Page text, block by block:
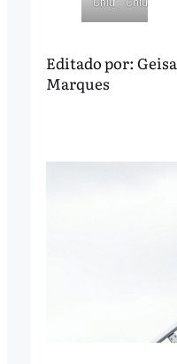
Editado por: Geisa
Marques